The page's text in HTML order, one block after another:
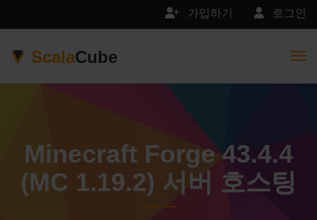
로그인
가입하기
ScalaCube
Minecraft Forge 43.4.4
(MC 1.19.2) 서버 호스팅